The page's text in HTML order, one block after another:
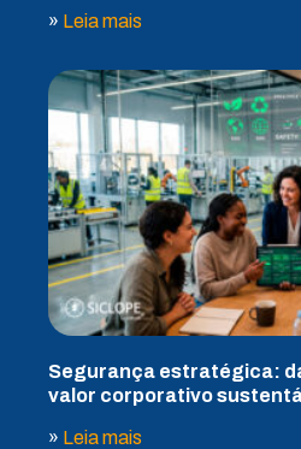
» Leia mais
Segurança estratégica:
valor corporativo
» Leia mais